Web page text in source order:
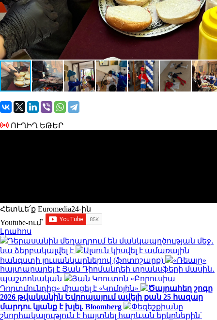
ՈՒՂԻՂ ԵԹԵՐ
Հետևե՛ք Euromedia24-ին
Youtube-ում`
Լրահոս
Դերասանին մեղադրում են մանկապղծության մեջ․
նա ձերբակալվել է
Ալսուն կիսվել է ամառային
հանգստի լուսանկարներով (ֆոտոշարք)
«Ռեալը»
հայտարարել է Յան Դիոմանդեի տրանսֆերի մասին․
պաշտոնական
Յան Կոուտոն «Բորուսիա
Դորտմունդից» միացել է «Կոմոյին»
Ծայրահեղ շոգը
2026 թվականին Եվրոպայում ավելի քան 25 հազար
մարդու կյանք է խլել. Bloomberg
Փեզեշքիանը
շնորհակալություն է հայտնել հարևան երկրներին՝